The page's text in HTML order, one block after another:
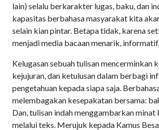
lain) selalu berkarakter lugas, baku, dan
kapasitas berbahasa masyarakat kita
selain kian pintar. Betapa tidak, karena
menjadi media bacaan menarik,
Kelugasan sebuah tulisan mencerminkan
kejujuran, dan ketulusan dalam berbagi
pengetahuan kepada siapa saja.
melembagakan kesepakatan bersama:
Dan, tulisan indah menggambarkan minat
melalui teks. Merujuk kepada Kamus